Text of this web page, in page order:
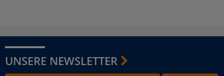
UNSERE NEWSLETTER